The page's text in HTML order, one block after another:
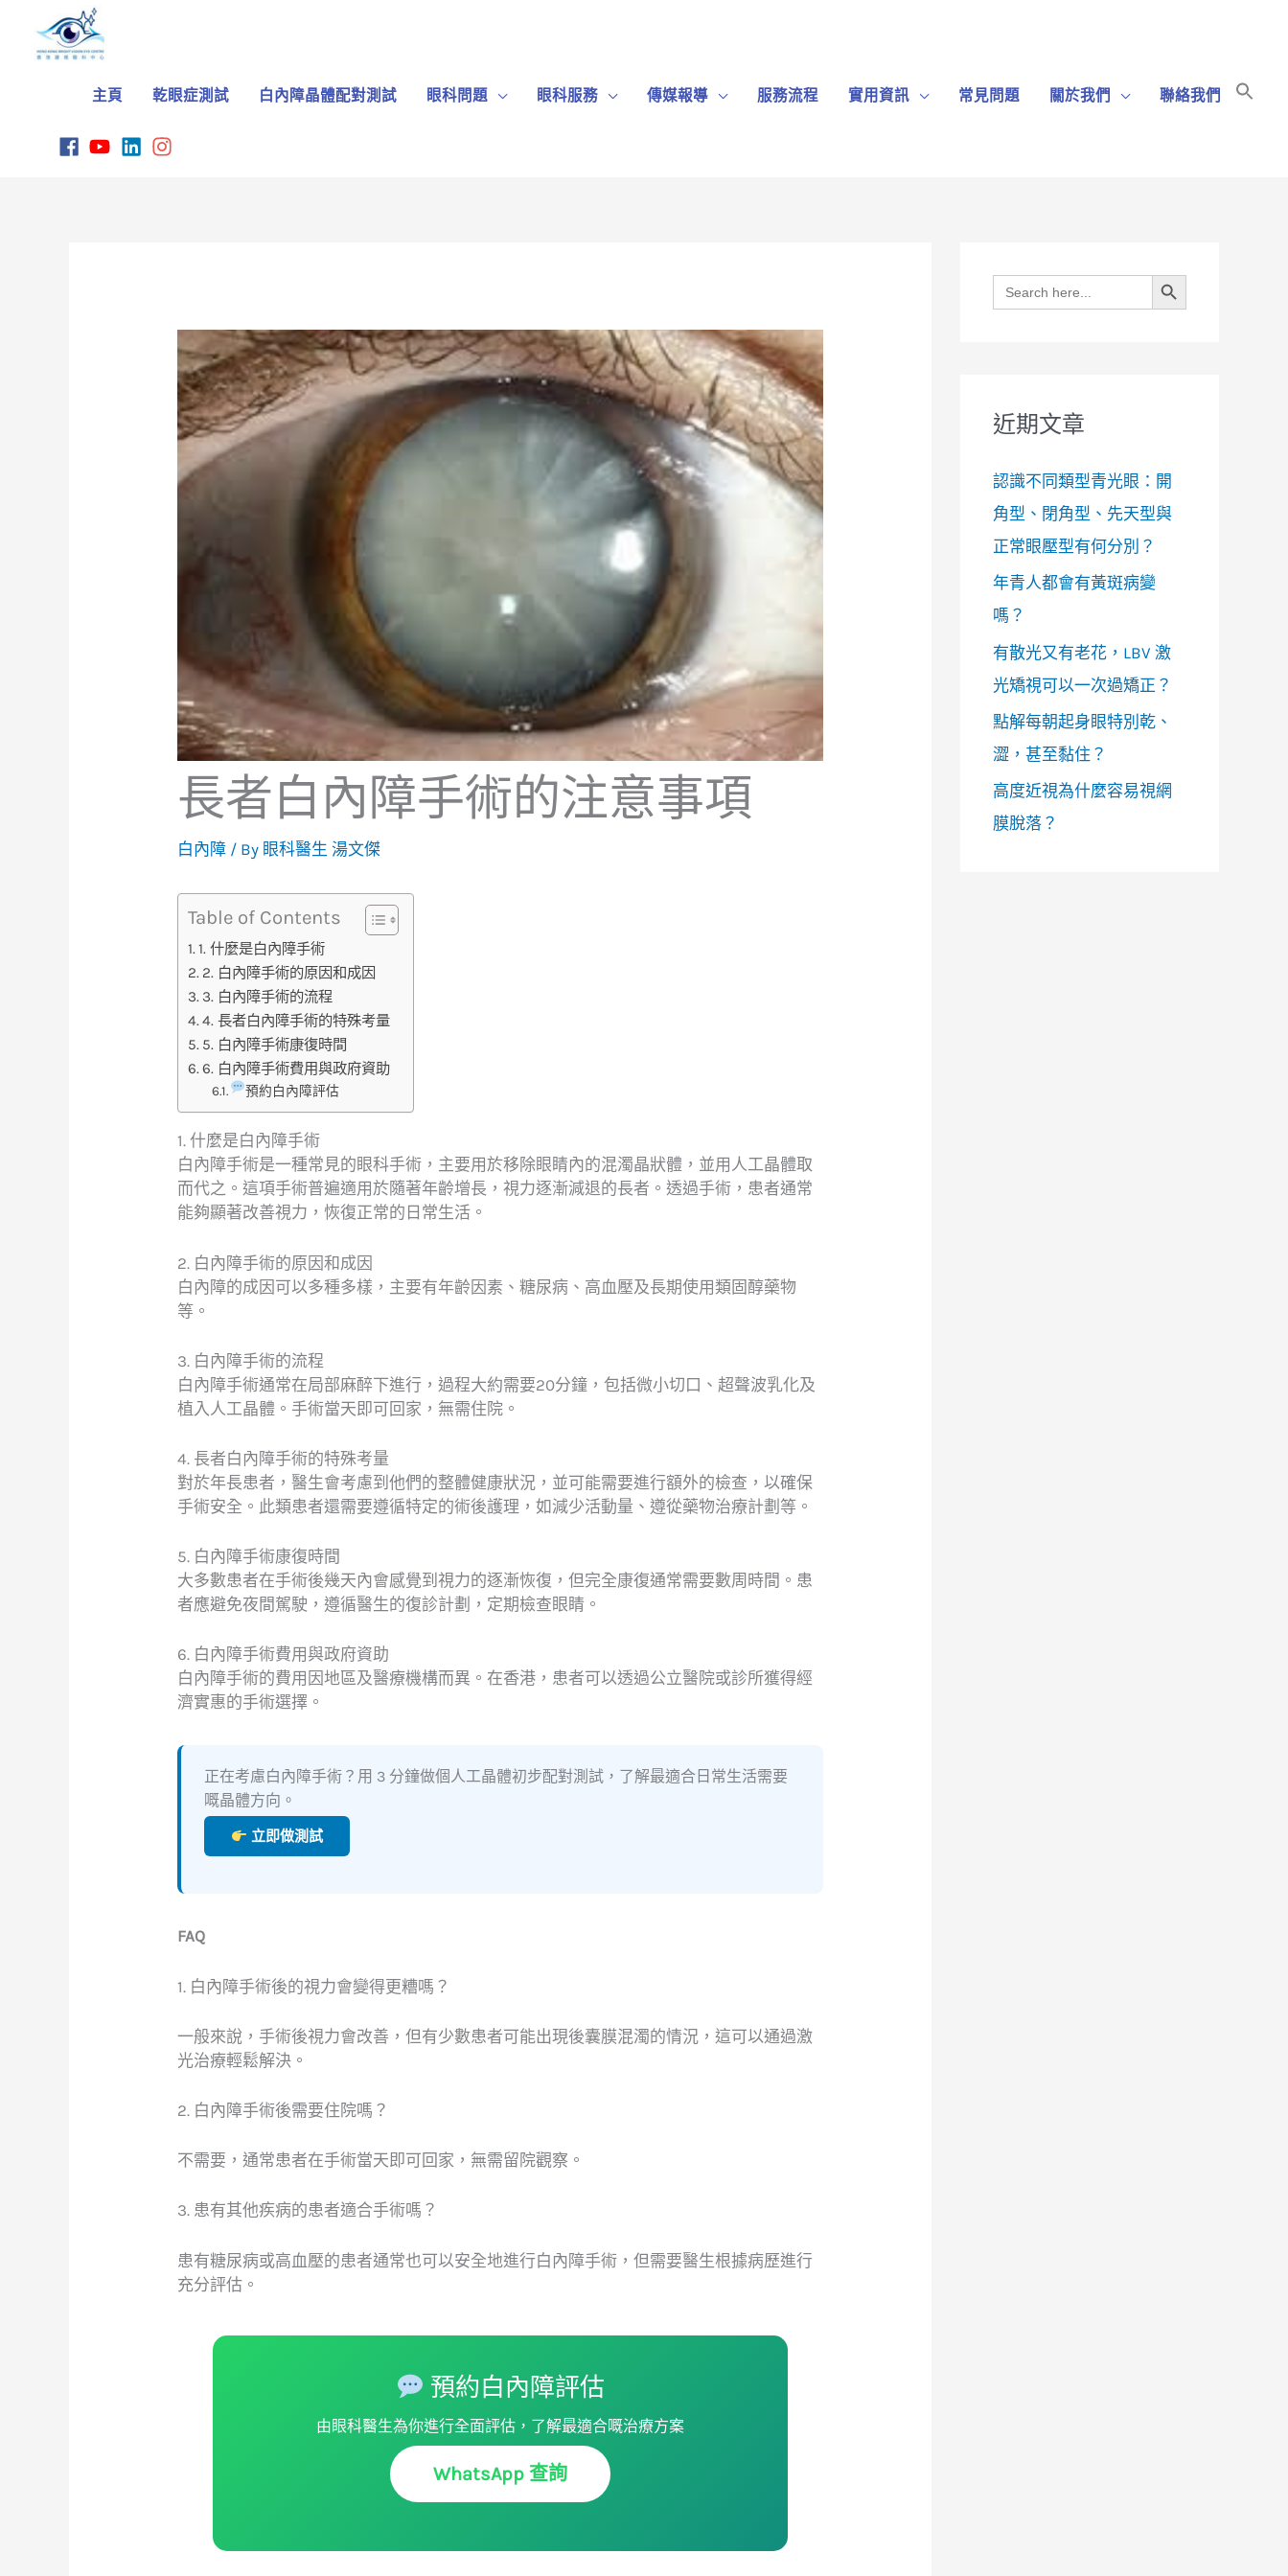
content
主頁 乾眼症測試 白內障晶體配對測試 眼科問題 眼科服務 傳媒報導 服務流程 實用資訊 常見問題 關於我們 聯絡我們
長者白內障手術的注意事項
白內障 / By 眼科醫生 湯文傑
Table of Contents
1. 什麼是白內障手術
2. 白內障手術的原因和成因
3. 白內障手術的流程
4. 長者白內障手術的特殊考量
5. 白內障手術康復時間
6. 白內障手術費用與政府資助
預約白內障評估
1. 什麼是白內障手術
白內障手術是一種常見的眼科手術，主要用於移除眼睛內的混濁晶狀體，並用人工晶體取
而代之。這項手術普遍適用於隨著年齡增長，視力逐漸減退的長者。透過手術，患者通常
能夠顯著改善視力，恢復正常的日常生活。
2. 白內障手術的原因和成因
白內障的成因可以多種多樣，主要有年齡因素、糖尿病、高血壓及長期使用類固醇藥物
等。
3. 白內障手術的流程
白內障手術通常在局部麻醉下進行，過程大約需要20分鐘，包括微小切口、超聲波乳化及
植入人工晶體。手術當天即可回家，無需住院。
4. 長者白內障手術的特殊考量
對於年長患者，醫生會考慮到他們的整體健康狀況，並可能需要進行額外的檢查，以確保
手術安全。此類患者還需要遵循特定的術後護理，如減少活動量、遵從藥物治療計劃等。
5. 白內障手術康復時間
大多數患者在手術後幾天內會感覺到視力的逐漸恢復，但完全康復通常需要數周時間。患
者應避免夜間駕駛，遵循醫生的復診計劃，定期檢查眼睛。
6. 白內障手術費用與政府資助
白內障手術的費用因地區及醫療機構而異。在香港，患者可以透過公立醫院或診所獲得經
濟實惠的手術選擇。
正在考慮白內障手術？用 3 分鐘做個人工晶體初步配對測試，了解最適合日常生活需要
嘅晶體方向。
立即做測試
FAQ
1. 白內障手術後的視力會變得更糟嗎？
一般來說，手術後視力會改善，但有少數患者可能出現後囊膜混濁的情況，這可以通過激
光治療輕鬆解決。
2. 白內障手術後需要住院嗎？
不需要，通常患者在手術當天即可回家，無需留院觀察。
3. 患有其他疾病的患者適合手術嗎？
患有糖尿病或高血壓的患者通常也可以安全地進行白內障手術，但需要醫生根據病歷進行
充分評估。
預約白內障評估
由眼科醫生為你進行全面評估，了解最適合嘅治療方案
WhatsApp 查詢
Search
for:
Search Button
近期文章
認識不同類型青光眼：開
角型、閉角型、先天型與
正常眼壓型有何分別？
年青人都會有黃斑病變
嗎？
有散光又有老花，LBV 激
光矯視可以一次過矯正？
點解每朝起身眼特別乾、
澀，甚至黏住？
高度近視為什麼容易視網
膜脫落？